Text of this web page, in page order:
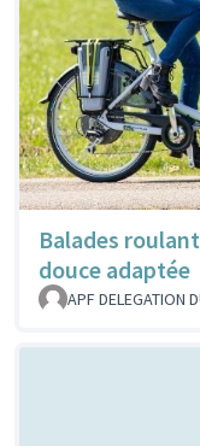
Balades
douce adaptée
APF DELEGATION